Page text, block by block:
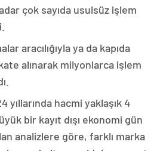
çok sayıda usulsüz işlem
aracılığıyla ya da kapıda
alınarak milyonlarca işlem
yıllarında hacmi yaklaşık 4
bir kayıt dışı ekonomi gün
analizlere göre, farklı marka